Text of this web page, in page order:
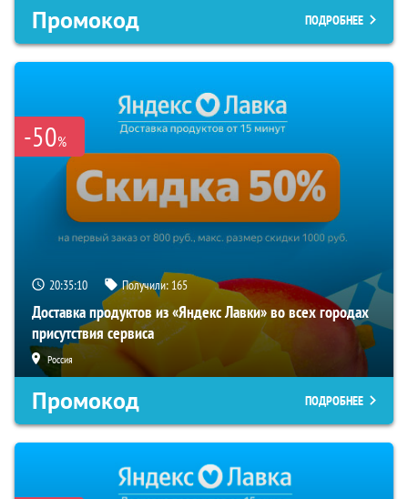
Промокод ПОДРОБНЕЕ
-50%
20:35:09 Получили: 165
Доставка продуктов из «Яндекс Лавки» во всех городах
присутствия сервиса
Россия
Промокод ПОДРОБНЕЕ